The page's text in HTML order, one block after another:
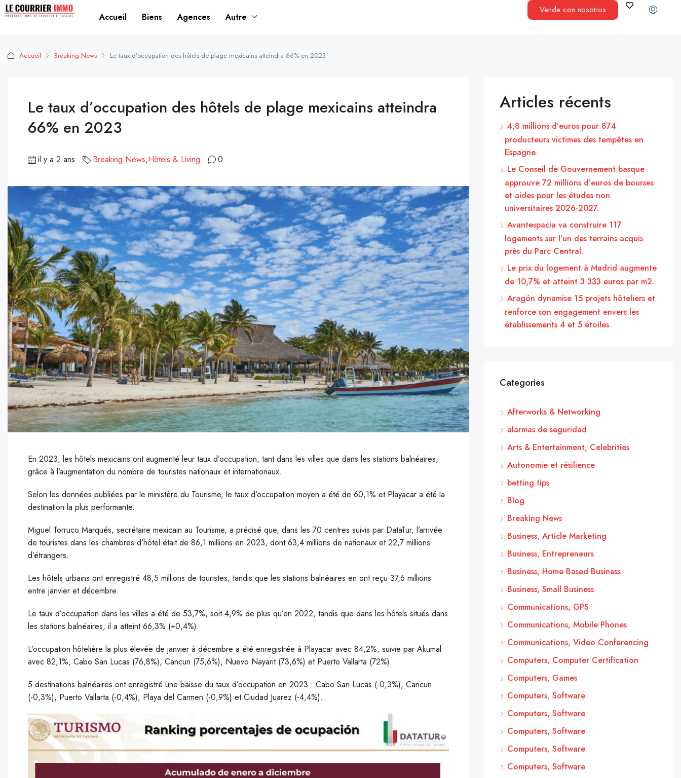
Accueil Biens Agences Autre
Vende con nosotros
Accueil Breaking News Le taux d’occupation des hôtels de plage mexicains atteindra 66% en 2023
Le taux d’occupation des hôtels de plage mexicains atteindra
66% en 2023
il y a 2 ans Breaking News,Hôtels & Living 0
En 2023, les hôtels mexicains ont augmenté leur taux d’occupation, tant dans les villes que dans les stations balnéaires,
grâce à l’augmentation du nombre de touristes nationaux et internationaux.
Selon les données publiées par le ministère du Tourisme, le taux d’occupation moyen a été de 60,1% et Playacar a été la
destination la plus performante.
Miguel Torruco Marqués, secrétaire mexicain au Tourisme, a précisé que, dans les 70 centres suivis par DataTur, l’arrivée
de touristes dans les chambres d’hôtel était de 86,1 millions en 2023, dont 63,4 millions de nationaux et 22,7 millions
d’étrangers.
Les hôtels urbains ont enregistré 48,5 millions de touristes, tandis que les stations balnéaires en ont reçu 37,6 millions
entre janvier et décembre.
Le taux d’occupation dans les villes a été de 53,7%, soit 4,9% de plus qu’en 2022, tandis que dans les hôtels situés dans
les stations balnéaires, il a atteint 66,3% (+0,4%).
L’occupation hôtelière la plus élevée de janvier à décembre a été enregistrée à Playacar avec 84,2%, suivie par Akumal
avec 82,1%, Cabo San Lucas (76,8%), Cancun (75,6%), Nuevo Nayarit (73,6%) et Puerto Vallarta (72%).
5 destinations balnéaires ont enregistré une baisse du taux d’occupation en 2023 : Cabo San Lucas (-0,3%), Cancun
(-0,3%), Puerto Vallarta (-0,4%), Playa del Carmen (-0,9%) et Ciudad Juarez (-4,4%).
Articles récents
4,8 millions d’euros pour 874
producteurs victimes des tempêtes en
Espagne.
Le Conseil de Gouvernement basque
approuve 72 millions d’euros de bourses
et aides pour les études non
universitaires 2026-2027.
Avantespacia va construire 117
logements sur l’un des terrains acquis
près du Parc Central.
Le prix du logement à Madrid augmente
de 10,7% et atteint 3 333 euros par m2.
Aragón dynamise 15 projets hôteliers et
renforce son engagement envers les
établissements 4 et 5 étoiles.
Categories
Afterworks & Networking
alarmas de seguridad
Arts & Entertainment, Celebrities
Autonomie et résilience
betting tips
Blog
Breaking News
Business, Article Marketing
Business, Entrepreneurs
Business, Home Based Business
Business, Small Business
Communications, GPS
Communications, Mobile Phones
Communications, Video Conferencing
Computers, Computer Certification
Computers, Games
Computers, Software
Computers, Software
Computers, Software
Computers, Software
Computers, Software